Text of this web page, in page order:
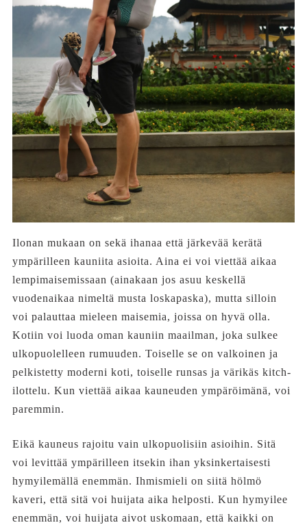
Ilonan mukaan on sekä ihanaa että järkevää kerätä
ympärilleen kauniita asioita. Aina ei voi viettää aikaa
lempimaisemissaan (ainakaan jos asuu keskellä
vuodenaikaa nimeltä musta loskapaska), mutta silloin
voi palauttaa mieleen maisemia, joissa on hyvä olla.
Kotiin voi luoda oman kauniin maailman, joka sulkee
ulkopuolelleen rumuuden. Toiselle se on valkoinen ja
pelkistetty moderni koti, toiselle runsas ja värikäs kitch-
ilottelu. Kun viettää aikaa kauneuden ympäröimänä, voi
paremmin.
Eikä kauneus rajoitu vain ulkopuolisiin asioihin. Sitä
voi levittää ympärilleen itsekin ihan yksinkertaisesti
hymyilemällä enemmän. Ihmismieli on siitä hölmö
kaveri, että sitä voi huijata aika helposti. Kun hymyilee
enemmän, voi huijata aivot uskomaan, että kaikki on